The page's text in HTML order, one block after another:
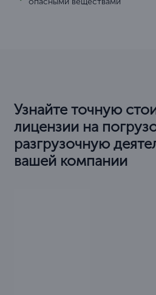
Узнайте точную
лицензии на
разгрузочную
вашей компании